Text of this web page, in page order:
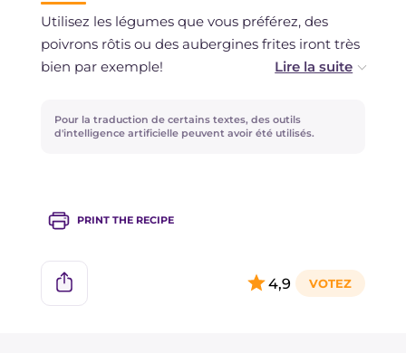
devrez ensuite la réchauffer légèrement avant
Utilisez les légumes que vous préférez, des
poivrons rôtis ou des aubergines frites iront très
bien par exemple!
Si vous préférez des friselles croquantes,
immergez-les quelques secondes seulement, si
Pour la traduction de certains textes, des outils
d'intelligence artificielle peuvent avoir été utilisés.
PRINT THE RECIPE
4,9